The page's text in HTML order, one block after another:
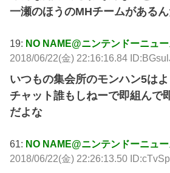
一瀬のほうのMHチームがある
19: NO NAME@ニンテンドーニュ
2018/06/22(金) 22:16:16.84
いつもの集会所のモンハン5はよ
チャット誰もしねーで即組んで
だよな
61: NO NAME@ニンテンドーニュ
2018/06/22(金) 22:26:13.50